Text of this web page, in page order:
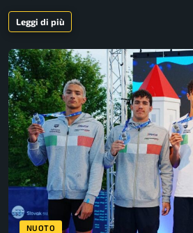
Leggi di più
NUOTO